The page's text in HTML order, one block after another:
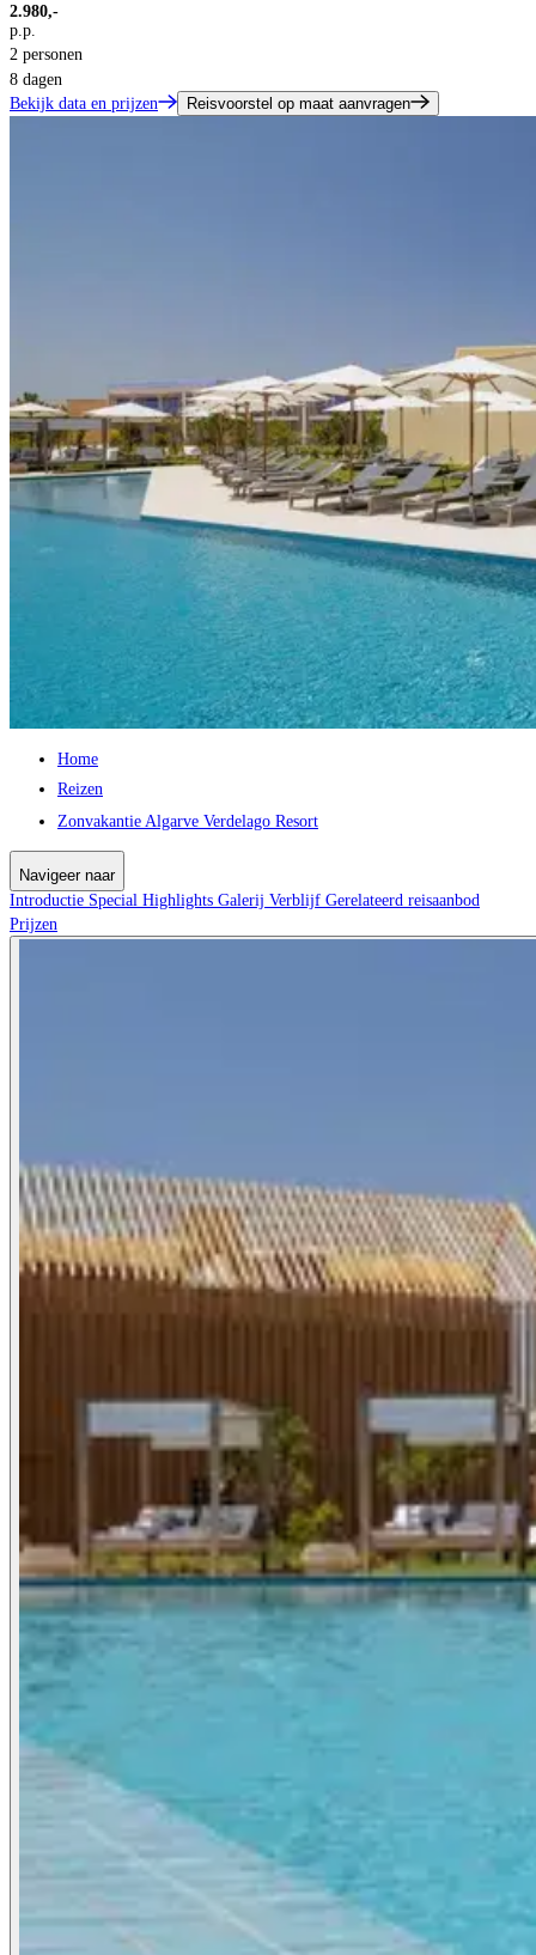
2.980,-
p.p.
2 personen
8 dagen
Bekijk data en prijzen
Reisvoorstel op maat aanvragen
Home
Reizen
Zonvakantie Algarve Verdelago Resort
Navigeer naar
Introductie Special Highlights Galerij Verblijf Gerelateerd reisaanbod
Prijzen